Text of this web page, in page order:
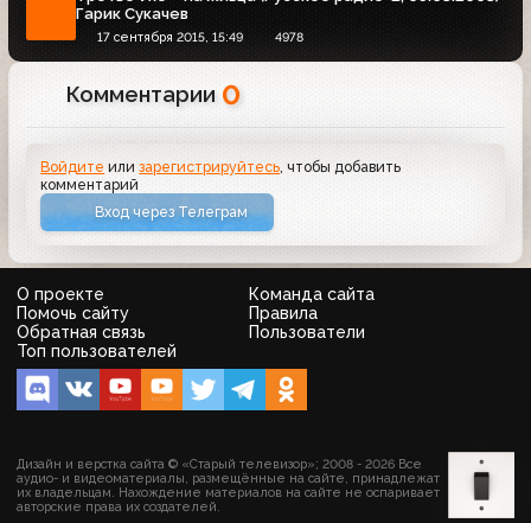
Гарик Сукачев
17 сентября 2015, 15:49 4978
Комментарии 0
Войдите илизарегистрируйтесь , чтобы добавить
комментарий
Вход через Телеграм
О проекте
Команда сайта
Помочь сайту
Правила
Обратная связь
Пользователи
Топ пользователей
Дизайн и верстка сайта © «Старый телевизор»; 2008 - 2026 Все
аудио- и видеоматериалы, размещённые на сайте, принадлежат
их владельцам. Нахождение материалов на сайте не оспаривает
авторские права их создателей.